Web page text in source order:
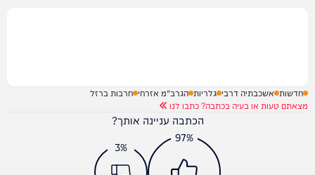
חדשות אשכבתיה דרבי גלריות הגרב"מ אזרחי חרבות ברזל
מצאתם טעות או בעיה בכתבה? כתבו לנו
הכתבה עניינה אותך?
97%
3%